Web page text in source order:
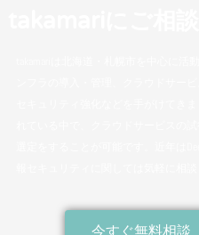
今すぐ無料相談